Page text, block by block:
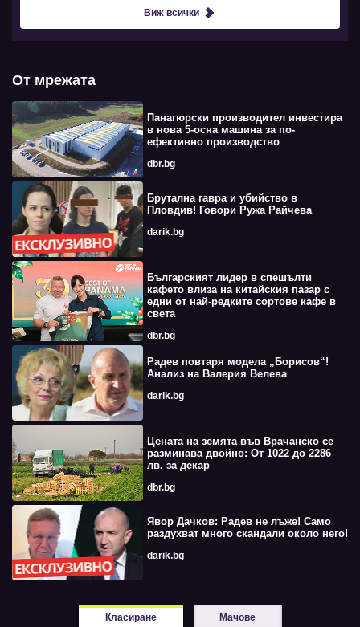
Виж всички
От мрежата
Панагюрски производител инвестира
в нова 5-осна машина за по-
ефективно производство
dbr.bg
Брутална гавра и убийство в
Пловдив! Говори Ружа Райчева
darik.bg
Българският лидер в спешълти
кафето влиза на китайския пазар с
едни от най-редките сортове кафе в
света
dbr.bg
Радев повтаря модела „Борисов“!
Анализ на Валерия Велева
darik.bg
Цената на земята във Врачанско се
разминава двойно: От 1022 до 2286
лв. за декар
dbr.bg
Явор Дачков: Радев не лъже! Само
раздухват много скандали около него!
darik.bg
Класиране Мачове